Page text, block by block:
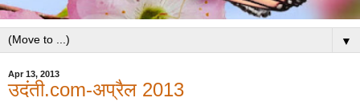
▼
Apr 13, 2013
उदंती.com-अप्रैल 2013